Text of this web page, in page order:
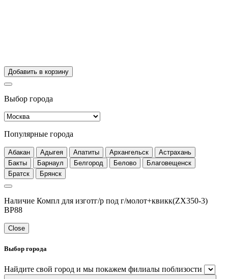
Добавить в корзину
Выбор города
Популярные города
Абакан Адыгея Апатиты Архангельск
Астрахань
Бакты
Барнаул Белгород Белово
Благовещенск
Братск
Брянск
Наличие Компл для изготг/р под г/молот+квикк(ZX350-3)
BP88
Close
Выбор города
Найдите свой город и мы покажем филиалы поблизости